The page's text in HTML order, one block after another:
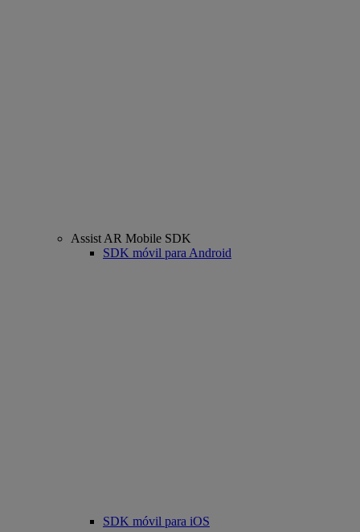
Assist AR Mobile SDK
SDK móvil para Android
SDK móvil para iOS